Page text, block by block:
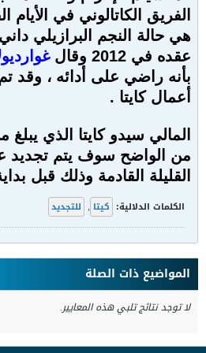
الفريق الكاتالوني في الأيام
هي حالة النجم البرازيلي
عقده في 2012 وقال
بأنه راضي على أدائه ، وقد
أعمال كايتا .
المالي سيدو كايتا الذي يبلغ
من الواضح سوف يتم تجديد
القليلة القادمة وذلك قبل
الكلمات الدلالية: كيتا , للتجديد
المواضيع ذات الصلة
لا توجد نتائج تلبي هذه المعايير.